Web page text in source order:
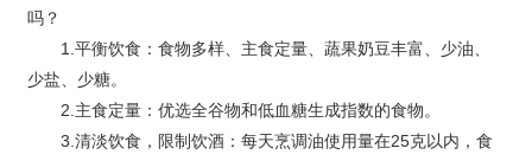
吗？
1.平衡饮食：食物多样、主食定量、蔬果奶豆丰富、少油、
少盐、少糖。
2.主食定量：优选全谷物和低血糖生成指数的食物。
3.清淡饮食，限制饮酒：每天烹调油使用量在25克以内，食